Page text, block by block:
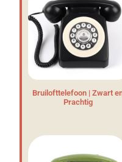
Bruilofttelefoon | Zwart
Prachtig